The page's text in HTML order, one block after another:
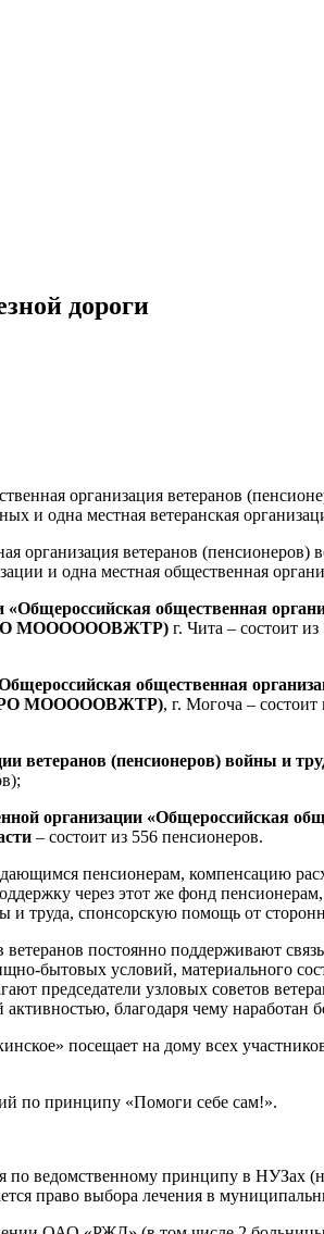
дороги
организация ветеранов
и одна местная ветеранская
ветеранов (пенсионеров)
и одна местная общественная
общественная
(ЗРО МООООООВЖТР) г. Чита – состоит
общественная
(МРО МОООООВЖТР), г. Могоча –
ветеранов (пенсионеров) войны и
организации «Общероссийская
– состоит из 556 пенсионеров.
пенсионерам, компенсацию
через этот же фонд
труда, спонсорскую помощь от
постоянно поддерживают
бытовых условий, материального
председатели узловых советов
благодаря чему наработан
посещает на дому всех
по принципу «Помоги себе сам!».
ведомственному принципу в НУЗах
право выбора лечения в